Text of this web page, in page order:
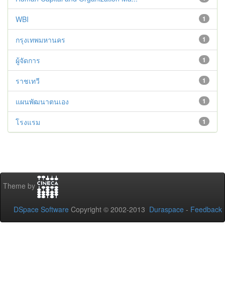
1
WBI
1
กรุงเทพมหานคร
1
ผู้จัดการ
1
ราชเทวี
1
แผนพัฒนาตนเอง
1
โรงแรม
Theme by
DSpace Software Copyright © 2002-2013 Duraspace - Feedback